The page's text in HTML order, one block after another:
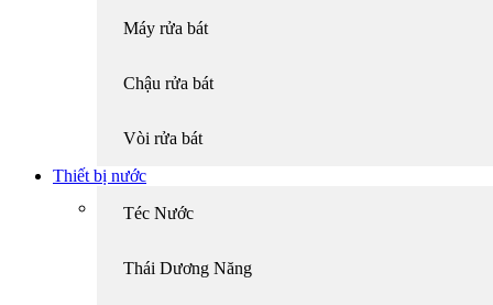
Máy rửa bát
Chậu rửa bát
Vòi rửa bát
Thiết bị nước
Téc Nước
Thái Dương Năng